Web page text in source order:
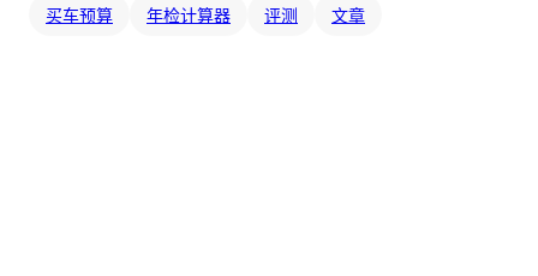
买车预算 年检计算器 评测 文章